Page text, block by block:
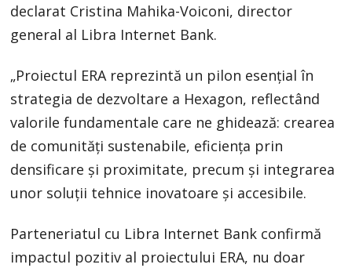
declarat Cristina Mahika-Voiconi, director
general al Libra Internet Bank.
„Proiectul ERA reprezintă un pilon esențial în
strategia de dezvoltare a Hexagon, reflectând
valorile fundamentale care ne ghidează: crearea
de comunități sustenabile, eficiența prin
densificare și proximitate, precum și integrarea
unor soluții tehnice inovatoare și accesibile.
Parteneriatul cu Libra Internet Bank confirmă
impactul pozitiv al proiectului ERA, nu doar